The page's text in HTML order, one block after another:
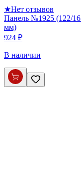
★Нет отзывов
Панель №1925 (122/
мм)
924 ₽
В наличии